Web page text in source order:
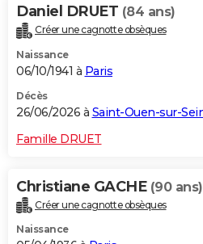
Daniel DRUET (84 ans)
Créer une cagnotte obsèques
Naissance
06/10/1941 à Paris
Décès
26/06/2026 à Saint-Ouen-sur-
Famille DRUET
Christiane GACHE (90 ans)
Créer une cagnotte obsèques
Naissance